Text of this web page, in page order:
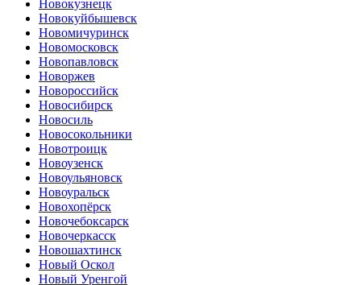
Новокузнецк
Новокуйбышевск
Новомичуринск
Новомосковск
Новопавловск
Новоржев
Новороссийск
Новосибирск
Новосиль
Новосокольники
Новотроицк
Новоузенск
Новоульяновск
Новоуральск
Новохопёрск
Новочебоксарск
Новочеркасск
Новошахтинск
Новый Оскол
Новый Уренгой